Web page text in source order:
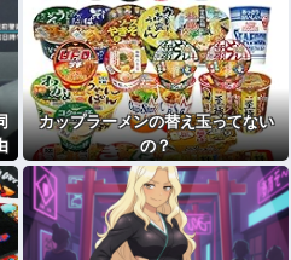
カップラーメンの替え玉ってない
の？